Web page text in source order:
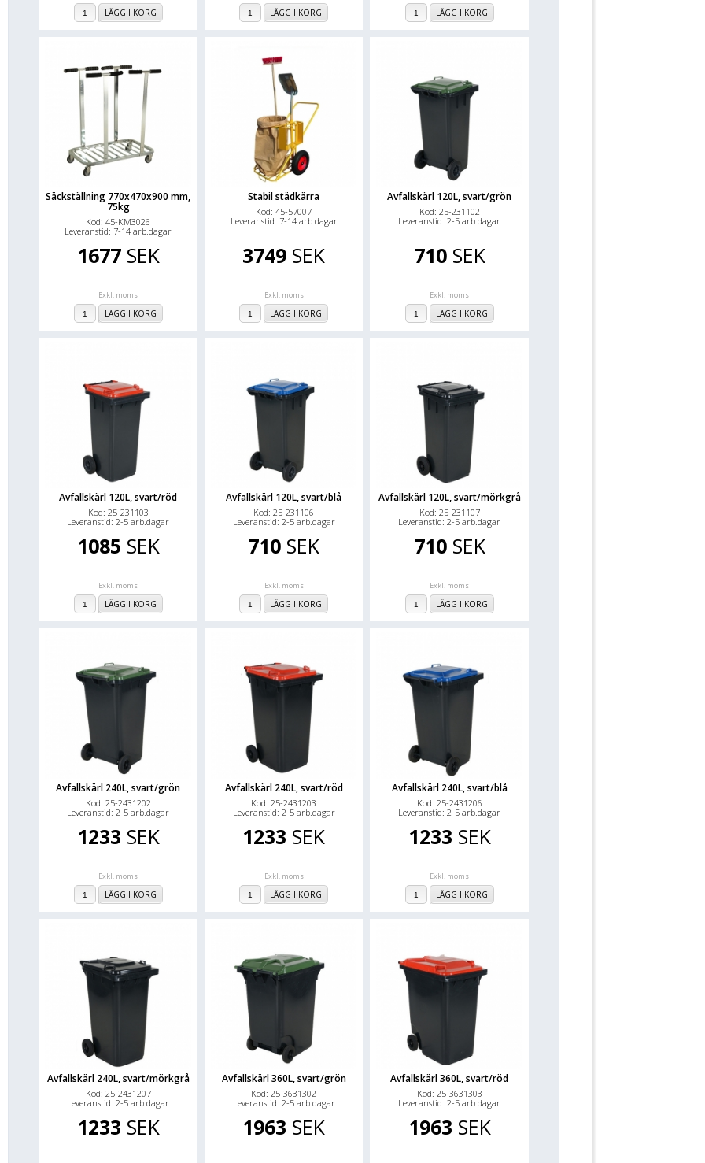
LÄGG I KORG LÄGG I KORG LÄGG I KORG
Säckställning 770x470x900 mm,
75kg
Kod: 45-KM3026
Leveranstid: 7-14 arb.dagar
1677 SEK
Exkl. moms
LÄGG I KORG
Stabil städkärra
Kod: 45-57007
Leveranstid: 7-14 arb.dagar
3749 SEK
Exkl. moms
LÄGG I KORG
Avfallskärl 120L, svart/grön
Kod: 25-231102
Leveranstid: 2-5 arb.dagar
710 SEK
Exkl. moms
LÄGG I KORG
Avfallskärl 120L, svart/röd
Kod: 25-231103
Leveranstid: 2-5 arb.dagar
1085 SEK
Exkl. moms
LÄGG I KORG
Avfallskärl 120L, svart/blå
Kod: 25-231106
Leveranstid: 2-5 arb.dagar
710 SEK
Exkl. moms
LÄGG I KORG
Avfallskärl 120L, svart/mörkgrå
Kod: 25-231107
Leveranstid: 2-5 arb.dagar
710 SEK
Exkl. moms
LÄGG I KORG
Avfallskärl 240L, svart/grön
Kod: 25-2431202
Leveranstid: 2-5 arb.dagar
1233 SEK
Exkl. moms
LÄGG I KORG
Avfallskärl 240L, svart/röd
Kod: 25-2431203
Leveranstid: 2-5 arb.dagar
1233 SEK
Exkl. moms
LÄGG I KORG
Avfallskärl 240L, svart/blå
Kod: 25-2431206
Leveranstid: 2-5 arb.dagar
1233 SEK
Exkl. moms
LÄGG I KORG
Avfallskärl 240L, svart/mörkgrå
Kod: 25-2431207
Leveranstid: 2-5 arb.dagar
1233 SEK
Avfallskärl 360L, svart/grön
Kod: 25-3631302
Leveranstid: 2-5 arb.dagar
1963 SEK
Avfallskärl 360L, svart/röd
Kod: 25-3631303
Leveranstid: 2-5 arb.dagar
1963 SEK